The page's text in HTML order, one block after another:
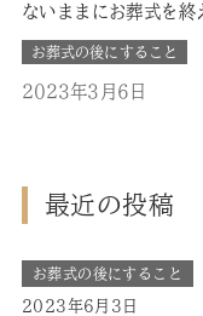
ないままにお葬式を終
んが、手続きや法要準
と・やっておいたほう
なる、「四十九日法要
2023年3月6日
お葬式の後にすること
最近の投稿
お葬式の後にすること
2023年6月3日